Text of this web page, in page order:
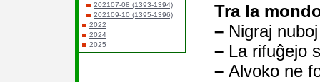
202107-08 (1393-1394)
202109-10 (1395-1396)
2022
2024
2025
Tra la
– Nigraj
– La rifuĝejo
– Alvoko ne